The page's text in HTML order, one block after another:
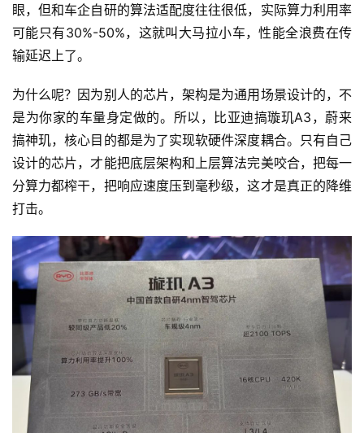
眼，但和车企自研的算法适配度往往很低，实际算力利用率
可能只有30%-50%，这就叫大马拉小车，性能全浪费在传
输延迟上了。
为什么呢？因为别人的芯片，架构是为通用场景设计的，不
是为你家的车量身定做的。所以，比亚迪搞璇玑A3，蔚来
搞神玑，核心目的都是为了实现软硬件深度耦合。只有自己
设计的芯片，才能把底层架构和上层算法完美咬合，把每一
分算力都榨干，把响应速度压到毫秒级，这才是真正的降维
打击。